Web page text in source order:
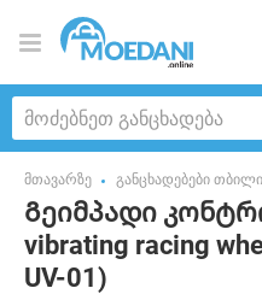
მთავარზე განცხადებები
Გეიმპადი
vibrating racing
UV-01)